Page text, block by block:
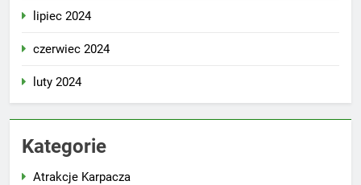
lipiec 2024
czerwiec 2024
luty 2024
Kategorie
Atrakcje Karpacza